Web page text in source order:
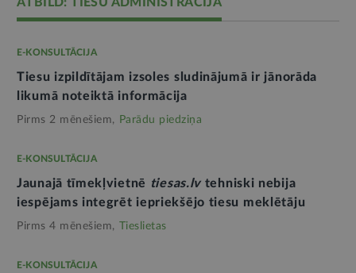
E-KONSULTĀCIJA
Tiesu izpildītājam izsoles sludinājumā ir jānorāda
likumā noteiktā informācija
Pirms 2 mēnešiem, Parādu piedziņa
E-KONSULTĀCIJA
Jaunajā tīmekļvietnē tiesas.lv tehniski nebija
iespējams integrēt iepriekšējo tiesu meklētāju
Pirms 4 mēnešiem, Tieslietas
E-KONSULTĀCIJA